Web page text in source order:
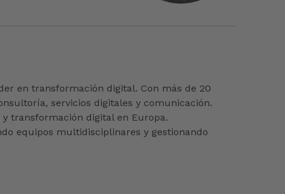
en transformación digital. Con más de 20
servicios digitales y comunicación.
transformación digital en Europa.
equipos multidisciplinares y gestionando